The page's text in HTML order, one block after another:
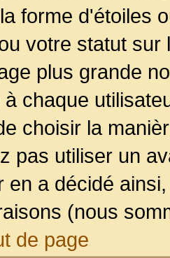
forme d'étoiles
votre statut
plus grande
chaque
choisir la
pas utiliser un
en a décidé
(nous
de page